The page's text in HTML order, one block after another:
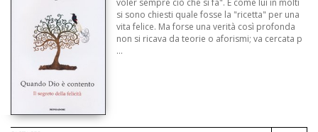
voler sempre ciò che si fa". E come lui in molti
si sono chiesti quale fosse la "ricetta" per una
vita felice. Ma forse una verità così profonda
non si ricava da teorie o aforismi; va cercata p
...